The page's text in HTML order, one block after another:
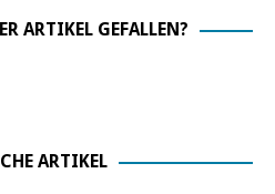
ARTIKEL GEFALLEN?
ARTIKEL